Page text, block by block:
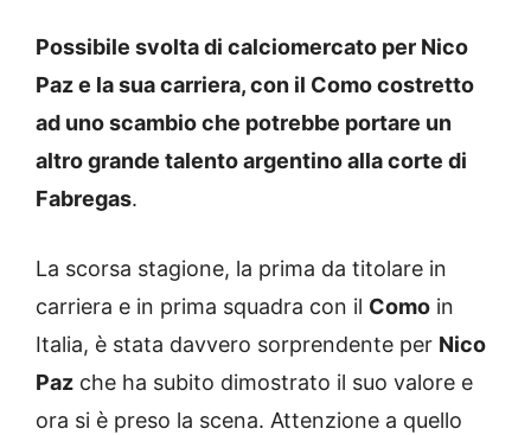
Possibile svolta di calciomercato per Nico
Paz e la sua carriera, con il Como costretto
ad uno scambio che potrebbe portare un
altro grande talento argentino alla corte di
Fabregas.
La scorsa stagione, la prima da titolare in
carriera e in prima squadra con il Como in
Italia, è stata davvero sorprendente per Nico
Paz che ha subito dimostrato il suo valore e
ora si è preso la scena. Attenzione a quello